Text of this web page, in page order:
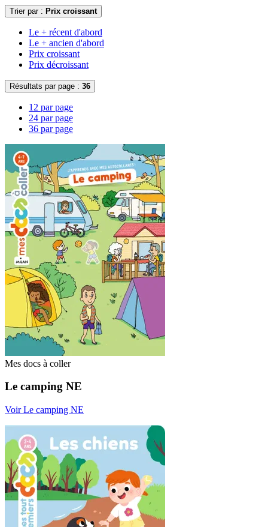
Trier par : Prix croissant
Le + récent d'abord
Le + ancien d'abord
Prix croissant
Prix décroissant
Résultats par page : 36
12 par page
24 par page
36 par page
Mes docs à coller
Le camping NE
Voir Le camping NE